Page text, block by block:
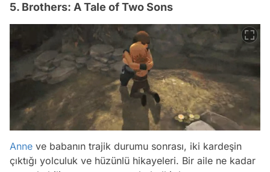
5. Brothers: A Tale of Two Sons
Anne ve babanın trajik durumu sonrası, iki kardeşin
çıktığı yolculuk ve hüzünlü hikayeleri. Bir aile ne kadar